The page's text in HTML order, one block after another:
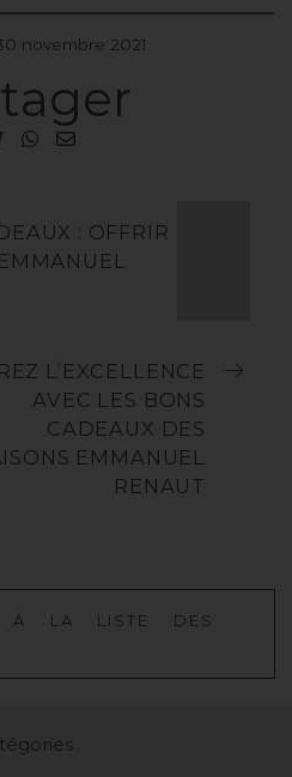
novembre 2021
: OFFRIR
L’EXCELLENCE
AVEC LES BONS
CADEAUX DES
EMMANUEL
RENAUT
À L A L I ST E D E S